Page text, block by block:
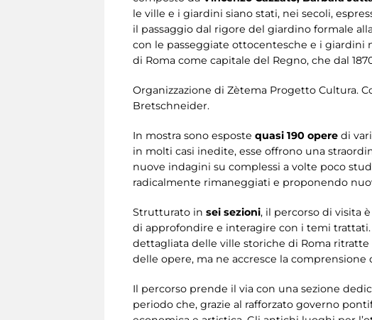
le ville e i giardini siano stati, nei secoli,
il passaggio dal rigore del giardino formale
con le passeggiate ottocentesche e i giardini
di Roma come capitale del Regno, che dal
Organizzazione di Zètema Progetto Cultura.
Bretschneider.
In mostra sono esposte quasi 190 opere di
in molti casi inedite, esse offrono una
nuove indagini su complessi a volte poco
radicalmente rimaneggiati e proponendo
Strutturato in sei sezioni, il percorso di visita
di approfondire e interagire con i temi trattati.
dettagliata delle ville storiche di Roma
delle opere, ma ne accresce la
Il percorso prende il via con una sezione
periodo che, grazie al rafforzato governo